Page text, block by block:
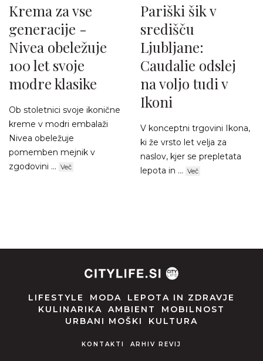
Krema za vse
generacije -
Nivea obeležuje
100 let svoje
modre klasike
Ob stoletnici svoje ikonične
kreme v modri embalaži
Nivea obeležuje
pomemben mejnik v
zgodovini ... Več
Pariški šik v
središču
Ljubljane:
Caudalie odslej
na voljo tudi v
Ikoni
V konceptni trgovini Ikona,
ki že vrsto let velja za
naslov, kjer se prepletata
lepota in ... Več
LIFESTYLE MODA
LEPOTA IN ZDRAVJE
KULINARIKA
AMBIENT
MOBILNOST
URBANI MOŠKI
KULTURA
KONTAKTI ARHIV REVIJ